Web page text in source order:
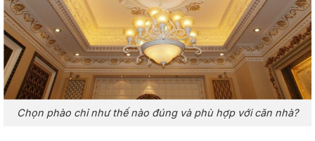
Chọn phào chỉ như thế nào đúng và phù hợp với căn nhà?